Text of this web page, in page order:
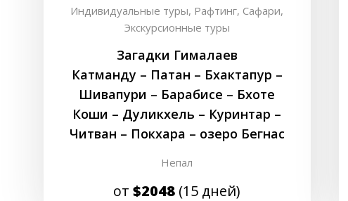
Индивидуальные туры, Рафтинг, Сафари,
Экскурсионные туры
Загадки Гималаев
Катманду – Патан – Бхактапур –
Шивапури – Барабисе – Бхоте
Коши – Дуликхель – Куринтар –
Читван – Покхара – озеро Бегнас
Непал
от$2048 (15 дней)